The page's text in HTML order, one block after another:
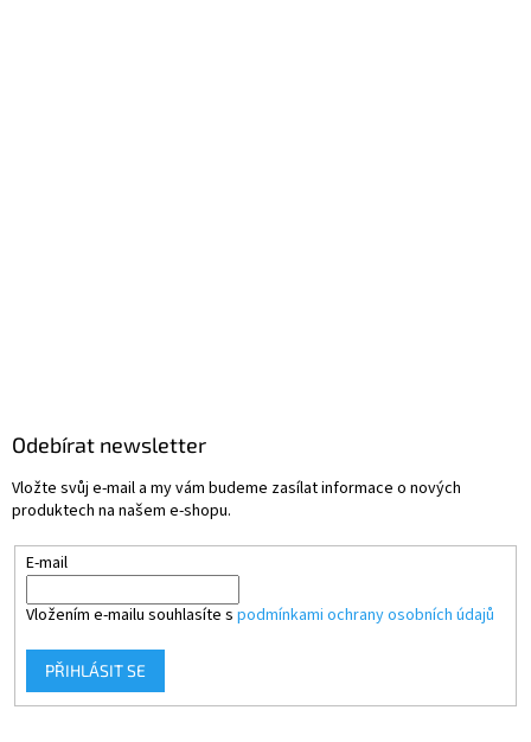
Odebírat newsletter
Vložte svůj e-mail a my vám budeme zasílat informace o nových
produktech na našem e-shopu.
E-mail
Vložením e-mailu souhlasíte s podmínkami ochrany osobních údajů
PŘIHLÁSIT SE